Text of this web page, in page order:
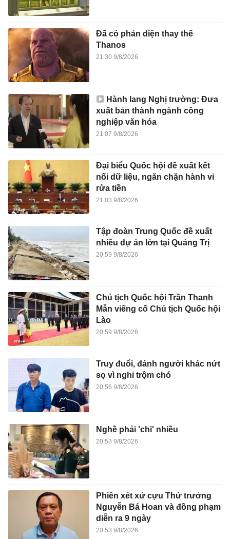
Đã có phản diện thay thế
Thanos
21:30 9/8/2026
Hành lang Nghị trường: Đưa
xuất bản thành ngành công
nghiệp văn hóa
21:07 9/8/2026
Đại biểu Quốc hội đề xuất kết
nối dữ liệu, ngăn chặn hành vi
rửa tiền
21:03 9/8/2026
Tập đoàn Trung Quốc đề xuất
nhiều dự án lớn tại Quảng Trị
20:59 9/8/2026
Chủ tịch Quốc hội Trần Thanh
Mẫn viếng cố Chủ tịch Quốc hội
Lào
20:59 9/8/2026
Truy đuổi, đánh người khác nứt
sọ vì nghi trộm chó
20:56 9/8/2026
Nghề phải 'chi' nhiều
20:53 9/8/2026
Phiên xét xử cựu Thứ trưởng
Nguyễn Bá Hoan và đồng phạm
diễn ra 9 ngày
20:53 9/8/2026